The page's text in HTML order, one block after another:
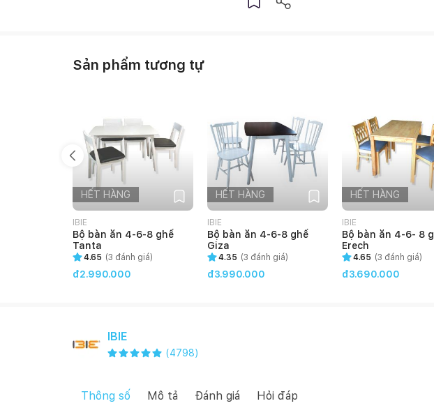
Sản phẩm tương tự
HẾT HÀNG
IBIE
Bộ bàn ăn 4-6-8 ghế
Tanta
4.65 (3 đánh giá)
đ2.990.000
HẾT HÀNG
IBIE
Bộ bàn ăn 4-6-8 ghế
Giza
4.35 (3 đánh giá)
đ3.990.000
HẾT HÀNG
IBIE
Bộ bàn ăn 4-6- 8
Erech
4.65 (3 đánh giá)
đ3.690.000
IBIE
(4798)
Thông số Mô tả Đánh giá Hỏi đáp